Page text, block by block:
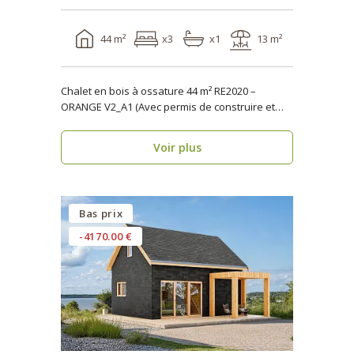
44 m² x3 x1 13 m²
Chalet en bois à ossature 44 m² RE2020 –
ORANGE V2_A1 (Avec permis de construire et
Voir plus
Bas prix
-4170.00 €